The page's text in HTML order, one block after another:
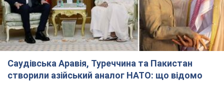
Саудівська Аравія, Туреччина та Пакистан
створили азійський аналог НАТО: що відомо